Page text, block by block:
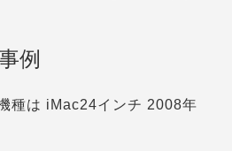
例
種は iMac24インチ 2008年